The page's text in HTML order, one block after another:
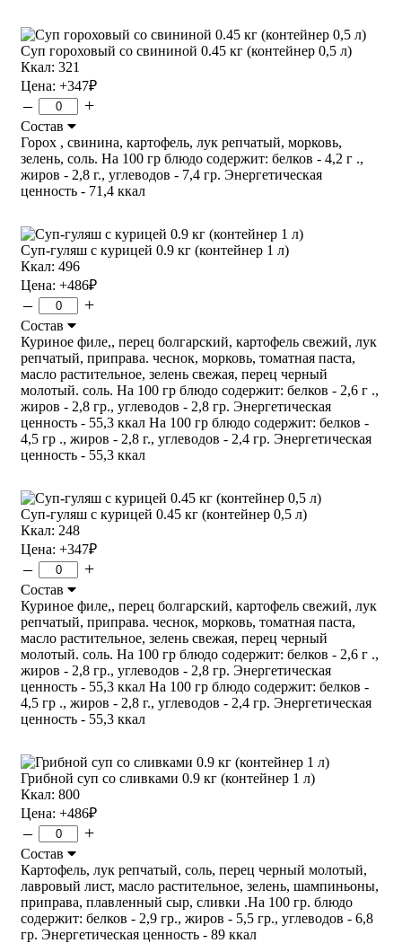
Суп гороховый со свининой 0.45 кг (контейнер 0,5 л)
Ккал: 321
Цена: +347₽
– +
Состав
Горох , свинина, картофель, лук репчатый, морковь,
зелень, соль. На 100 гр блюдо содержит: белков - 4,2 г .,
жиров - 2,8 г., углеводов - 7,4 гр. Энергетическая
ценность - 71,4 ккал
Суп-гуляш с курицей 0.9 кг (контейнер 1 л)
Ккал: 496
Цена: +486₽
– +
Состав
Куриное филе,, перец болгарский, картофель свежий, лук
репчатый, приправа. чеснок, морковь, томатная паста,
масло растительное, зелень свежая, перец черный
молотый. соль. На 100 гр блюдо содержит: белков - 2,6 г .,
жиров - 2,8 гр., углеводов - 2,8 гр. Энергетическая
ценность - 55,3 ккал На 100 гр блюдо содержит: белков -
4,5 гр ., жиров - 2,8 г., углеводов - 2,4 гр. Энергетическая
ценность - 55,3 ккал
Суп-гуляш с курицей 0.45 кг (контейнер 0,5 л)
Ккал: 248
Цена: +347₽
– +
Состав
Куриное филе,, перец болгарский, картофель свежий, лук
репчатый, приправа. чеснок, морковь, томатная паста,
масло растительное, зелень свежая, перец черный
молотый. соль. На 100 гр блюдо содержит: белков - 2,6 г .,
жиров - 2,8 гр., углеводов - 2,8 гр. Энергетическая
ценность - 55,3 ккал На 100 гр блюдо содержит: белков -
4,5 гр ., жиров - 2,8 г., углеводов - 2,4 гр. Энергетическая
ценность - 55,3 ккал
Грибной суп со сливками 0.9 кг (контейнер 1 л)
Ккал: 800
Цена: +486₽
– +
Состав
Картофель, лук репчатый, соль, перец черный молотый,
лавровый лист, масло растительное, зелень, шампиньоны,
приправа, плавленный сыр, сливки .На 100 гр. блюдо
содержит: белков - 2,9 гр., жиров - 5,5 гр., углеводов - 6,8
гр. Энергетическая ценность - 89 ккал